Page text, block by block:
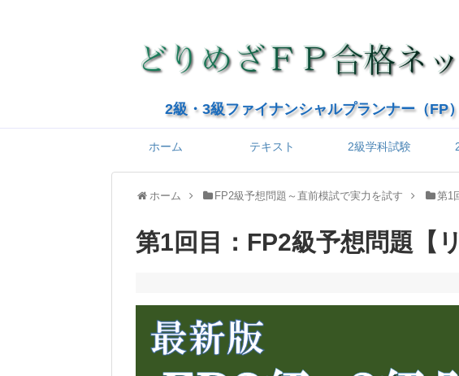
2級・3級ファイナンシャルプランナー（FP
ホーム テキスト 2級学科試験
ホーム FP2級予想問題～直前模試で実力を試す 第1
第1回目：FP2級予想問題【